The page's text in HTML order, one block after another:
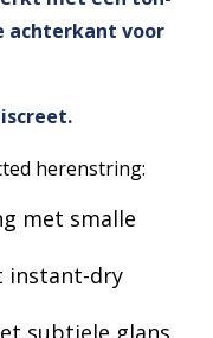
achterkant voor
herenstring:
met smalle
instant-dry
subtiele glans